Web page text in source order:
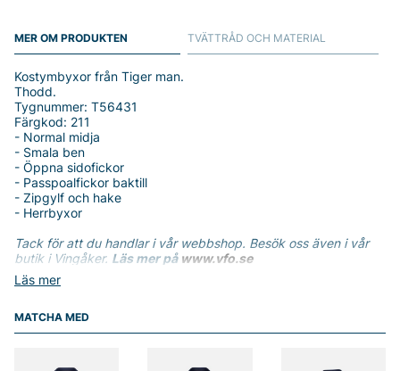
MER OM PRODUKTEN
Läs mer
Kostymbyxor från Tiger man.
Thodd.
Tygnummer: T56431
Färgkod: 211
- Normal midja
- Smala ben
- Öppna sidofickor
- Passpoalfickor baktill
- Zipgylf och hake
- Herrbyxor
Tack för att du handlar i vår webbshop. Besök oss även i vår
butik i Vingåker. Läs mer på www.vfo.se
TVÄTTRÅD OCH MATERIAL
MATCHA MED